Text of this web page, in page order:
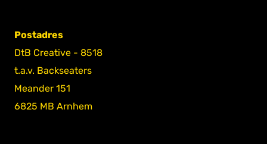
Postadres
DtB Creative - 8518
t.a.v. Backseaters
Meander 151
6825 MB Arnhem